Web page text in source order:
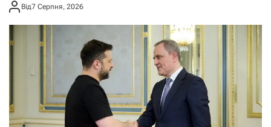
Від7 Серпня, 2026